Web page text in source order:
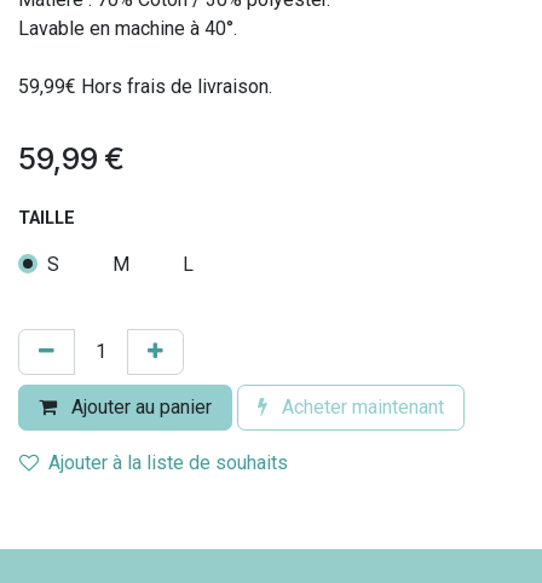
Lavable en machine à 40°.
59,99€ Hors frais de livraison.
59,99 €
TAILLE
S M L
Ajouter au panier Acheter maintenant
Ajouter à la liste de souhaits